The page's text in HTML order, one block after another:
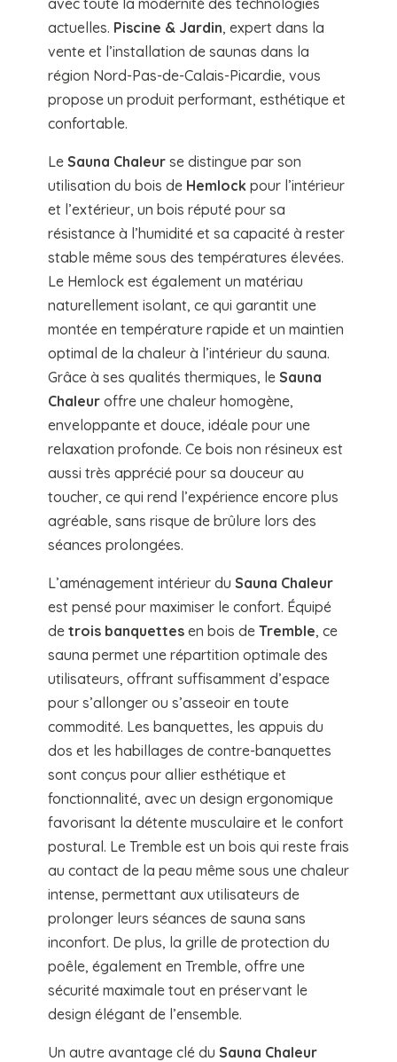
actuelles. Piscine & Jardin, expert dans la
vente et l’installation de saunas dans la
région Nord-Pas-de-Calais-Picardie, vous
propose un produit performant, esthétique et
confortable.
Le Sauna Chaleurse distingue par son
utilisation du bois de Hemlock pour l’intérieur
et l’extérieur, un bois réputé pour sa
résistance à l’humidité et sa capacité à rester
stable même sous des températures élevées.
Le Hemlock est également un matériau
naturellement isolant, ce qui garantit une
montée en température rapide et un maintien
optimal de la chaleur à l’intérieur du sauna.
Grâce à ses qualités thermiques, le Sauna
Chaleuroffre une chaleur homogène,
enveloppante et douce, idéale pour une
relaxation profonde. Ce bois non résineux est
aussi très apprécié pour sa douceur au
toucher, ce qui rend l’expérience encore plus
agréable, sans risque de brûlure lors des
séances prolongées.
L’aménagement intérieur du Sauna Chaleur
est pensé pour maximiser le confort. Équipé
de trois banquettesen bois de Tremble, ce
sauna permet une répartition optimale des
utilisateurs, offrant suffisamment d’espace
pour s’allonger ou s’asseoir en toute
commodité. Les banquettes, les appuis du
dos et les habillages de contre-banquettes
sont conçus pour allier esthétique et
fonctionnalité, avec un design ergonomique
favorisant la détente musculaire et le confort
postural. Le Tremble est un bois qui reste frais
au contact de la peau même sous une chaleur
intense, permettant aux utilisateurs de
prolonger leurs séances de sauna sans
inconfort. De plus, la grille de protection du
poêle, également en Tremble, offre une
sécurité maximale tout en préservant le
design élégant de l’ensemble.
Un autre avantage clé du Sauna Chaleur